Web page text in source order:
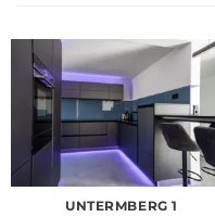
UNTERMBERG 1